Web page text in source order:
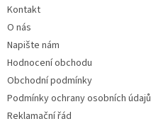
Kontakt
O nás
Napište nám
Hodnocení obchodu
Obchodní podmínky
Podmínky ochrany osobních údajů
Reklamační řád